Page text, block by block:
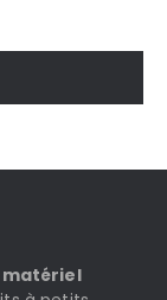
matériel